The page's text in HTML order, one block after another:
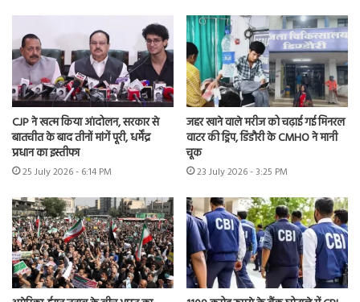
CJP ने खत्म किया आंदोलन, सरकार से
बातचीत के बाद तीनों मांगें पूरी, धर्मेंद्र
प्रधान का इस्तीफा
25 July 2026 - 6:14 PM
जहर खाने वाले मरीज को चढ़ाई गई मिनरल
वाटर की ड्रिप, डिंडौरी के CMHO ने मानी
चूक
23 July 2026 - 3:25 PM